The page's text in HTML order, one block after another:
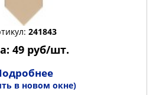
241843
49 руб/шт.
в новом окне)